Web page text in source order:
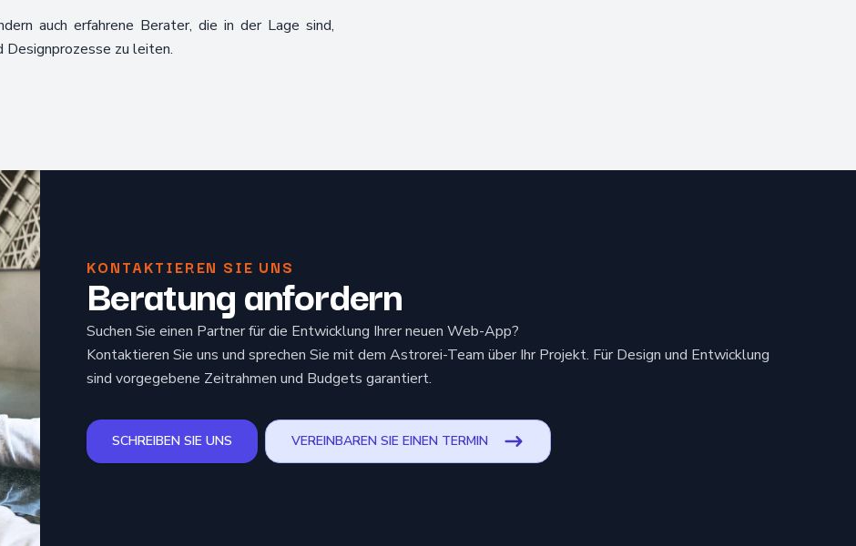
auch erfahrene Berater, die in der Lage sind,
Designprozesse zu leiten.
KONTAKTIEREN SIE UNS
Beratung anfordern
Suchen Sie einen Partner für die Entwicklung Ihrer neuen Web-App?
Kontaktieren Sie uns und sprechen Sie mit dem Astrorei-Team über Ihr Projekt. Für Design und Entwicklung
sind vorgegebene Zeitrahmen und Budgets garantiert.
SCHREIBEN SIE UNS VEREINBAREN SIE EINEN TERMIN